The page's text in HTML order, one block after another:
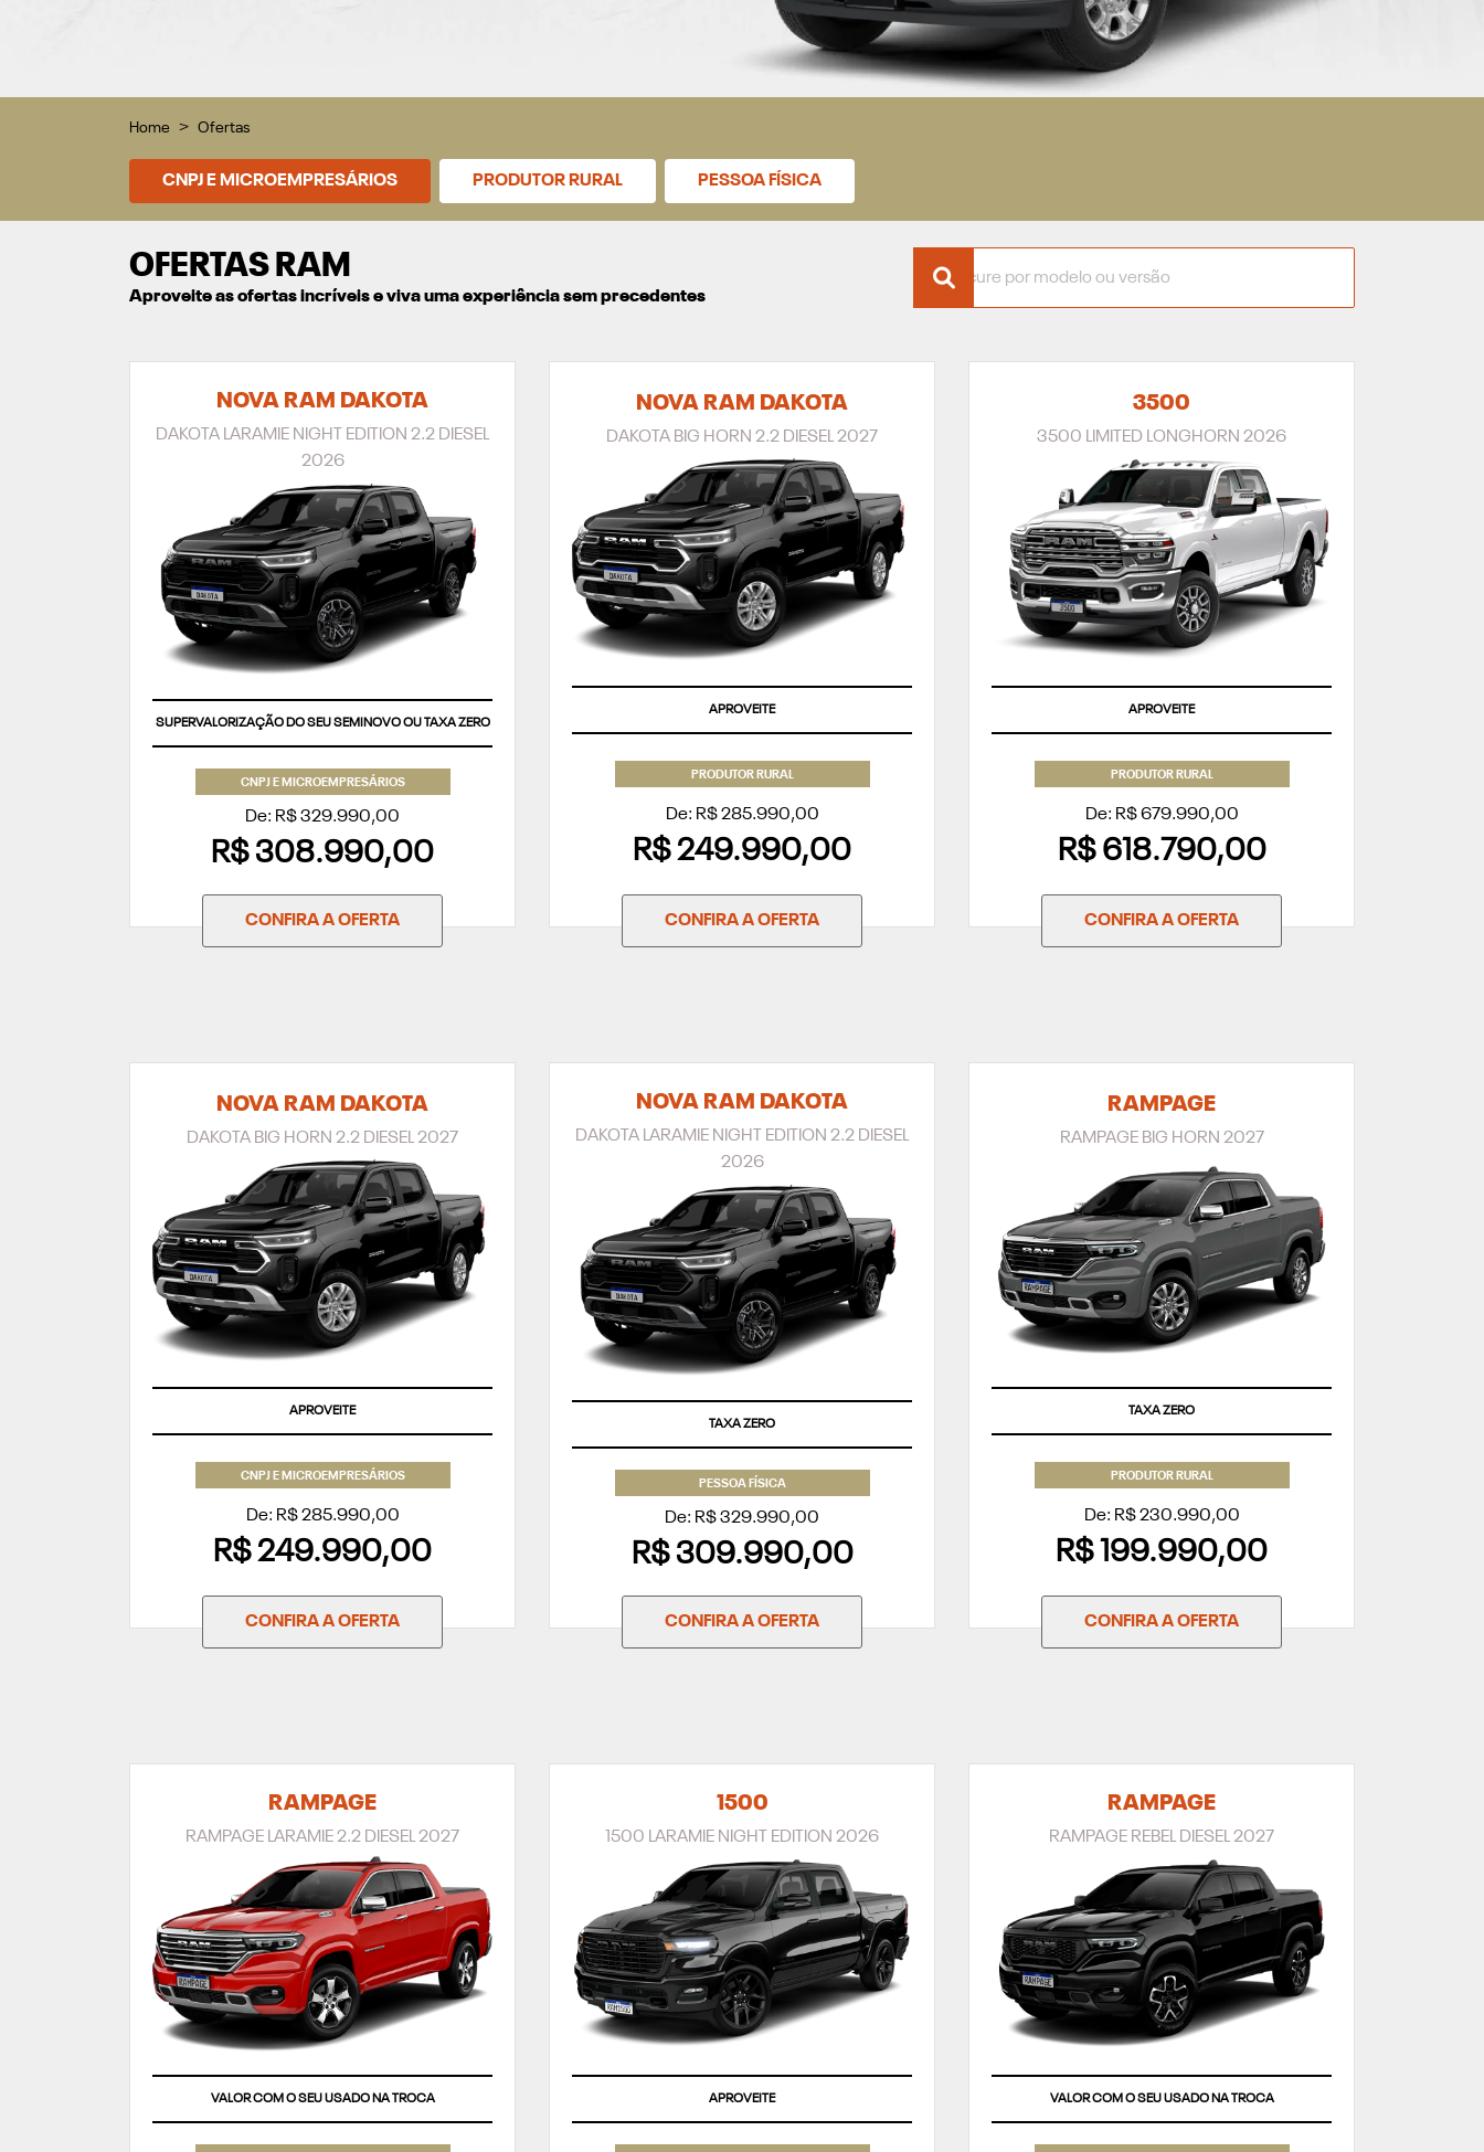
Home Ofertas
CNPJ E MICROEMPRESÁRIOS PRODUTOR RURAL PESSOA FÍSICA
OFERTAS RAM
Aproveite as ofertas incríveis e viva uma experiência sem precedentes
NOVA RAM DAKOTA
DAKOTA LARAMIE NIGHT EDITION 2.2 DIESEL
2026
SUPERVALORIZAÇÃO DO SEU SEMINOVO OU TAXA ZERO
CNPJ E MICROEMPRESÁRIOS
De: R$ 329.990,00
R$ 308.990,00
CONFIRA A OFERTA
NOVA RAM DAKOTA
DAKOTA BIG HORN 2.2 DIESEL 2027
APROVEITE
PRODUTOR RURAL
De: R$ 285.990,00
R$ 249.990,00
CONFIRA A OFERTA
3500
3500 LIMITED LONGHORN 2026
APROVEITE
PRODUTOR RURAL
De: R$ 679.990,00
R$ 618.790,00
CONFIRA A OFERTA
NOVA RAM DAKOTA
DAKOTA BIG HORN 2.2 DIESEL 2027
APROVEITE
CNPJ E MICROEMPRESÁRIOS
De: R$ 285.990,00
R$ 249.990,00
CONFIRA A OFERTA
NOVA RAM DAKOTA
DAKOTA LARAMIE NIGHT EDITION 2.2 DIESEL
2026
TAXA ZERO
PESSOA FÍSICA
De: R$ 329.990,00
R$ 309.990,00
CONFIRA A OFERTA
RAMPAGE
RAMPAGE BIG HORN 2027
TAXA ZERO
PRODUTOR RURAL
De: R$ 230.990,00
R$ 199.990,00
CONFIRA A OFERTA
RAMPAGE
RAMPAGE LARAMIE 2.2 DIESEL 2027
VALOR COM O SEU USADO NA TROCA
1500
1500 LARAMIE NIGHT EDITION 2026
APROVEITE
RAMPAGE
RAMPAGE REBEL DIESEL 2027
VALOR COM O SEU USADO NA TROCA